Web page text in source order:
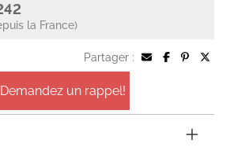
la France)
Partager :
Demandez un rappel!